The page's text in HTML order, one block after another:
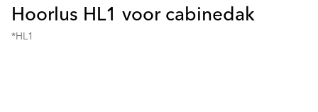
Hoorlus HL1 voor cabinedak
*HL1